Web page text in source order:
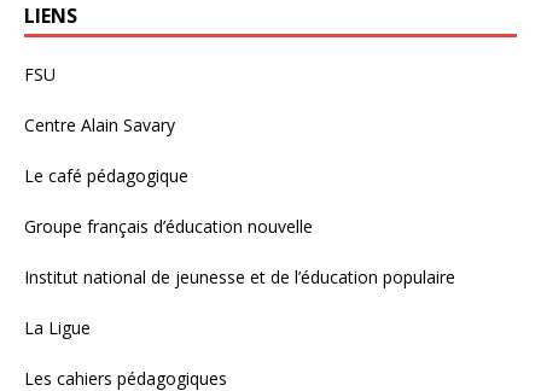
LIENS
FSU
Centre Alain Savary
Le café pédagogique
Groupe français d’éducation nouvelle
Institut national de jeunesse et de l’éducation populaire
La Ligue
Les cahiers pédagogiques